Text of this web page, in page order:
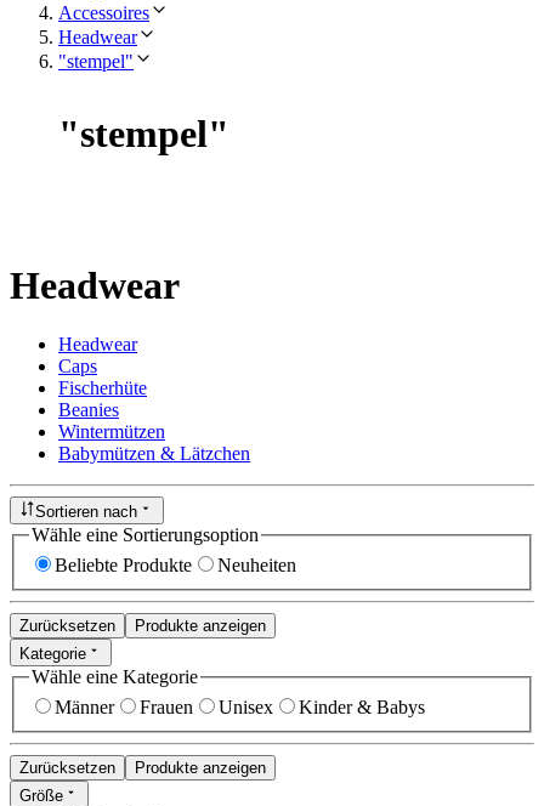
Accessoires
Headwear
"stempel"
"stempel"
Headwear
Headwear
Caps
Fischerhüte
Beanies
Wintermützen
Babymützen & Lätzchen
Sortieren nach
Wähle eine Sortierungsoption
Beliebte Produkte
Neuheiten
Zurücksetzen
Produkte anzeigen
Kategorie
Wähle eine Kategorie
Männer
Frauen Unisex Kinder & Babys
Zurücksetzen
Produkte anzeigen
Größe